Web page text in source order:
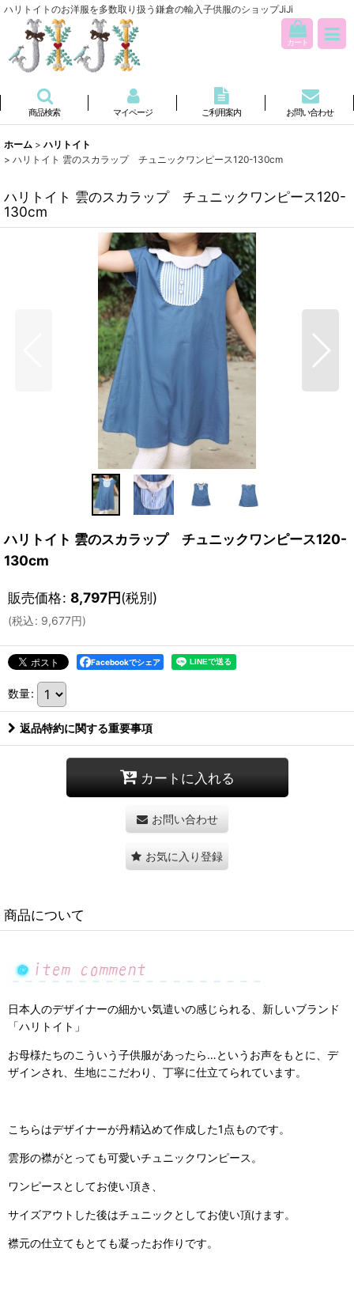
ハリトイトのお洋服を多数取り扱う鎌倉の輸入子供服のショップJiJi
カート
商品検索 マイページ ご利用案内 お問い合わせ
ホーム > ハリトイト
> ハリトイト 雲のスカラップ チュニックワンピース120-130cm
ハリトイト 雲のスカラップ チュニックワンピース120-
130cm
ハリトイト 雲のスカラップ チュニックワンピース120-
130cm
販売価格: 8,797円(税別)
(税込: 9,677円)
Facebookでシェア
数量:
返品特約に関する重要事項
カートに入れる
お問い合わせ
お気に入り登録
商品について
日本人のデザイナーの細かい気遣いの感じられる、新しいブランド
「ハリトイト」
お母様たちのこういう子供服があったら…というお声をもとに、デ
ザインされ、生地にこだわり、丁寧に仕立てられています。
こちらはデザイナーが丹精込めて作成した1点ものです。
雲形の襟がとっても可愛いチュニックワンピース。
ワンピースとしてお使い頂き、
サイズアウトした後はチュニックとしてお使い頂けます。
襟元の仕立てもとても凝ったお作りです。